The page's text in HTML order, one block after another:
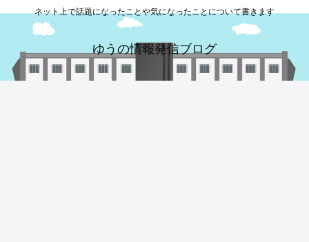
ネット上で話題になったことや気になったことについて書きます
ゆうの情報発信ブログ